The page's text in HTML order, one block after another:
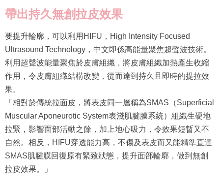
帶出持久無創拉皮效果
要提升輪廓，可以利用HIFU，High Intensity Focused
Ultrasound Technology，中文即係高能量聚焦超聲波技術。
利用超聲波能量聚焦於皮膚組織，將皮膚組織加熱產生收縮
作用，令皮膚組織結構改變，從而達到持久且即時的提拉效
果。
「相對於傳統拉面皮，將表皮同一層稱為SMAS（Superficial
Muscular Aponeurotic System表淺肌腱膜系統）組織生硬地
拉緊，影響面部活動之餘，加上地心吸力，令效果短暫又不
自然。相反，HIFU穿透能力高，不傷及表皮而又能精準直達
SMAS肌腱膜回復原有緊致狀態，提升面部輪廓，做到無創
拉皮效果。」